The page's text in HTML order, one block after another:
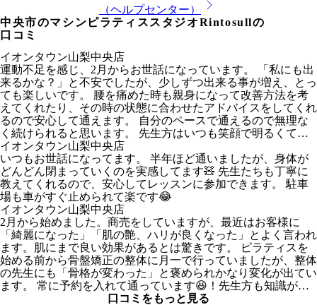
（ヘルプセンター）
中央市のマシンピラティススタジオRintosullの
口コミ
イオンタウン山梨中央店
運動不足を感じ、2月からお世話になっています。 「私にも出
来るかな？」と不安でしたが、少しずつ出来る事が増え、とっ
ても楽しいです。 腰を痛めた時も親身になって改善方法を考
えてくれたり、その時の状態に合わせたアドバイスをしてくれ
るので安心して通えます。 自分のペースで通えるので無理な
く続けられると思います。 先生方はいつも笑顔で明るくてキ
ラキラで眩しいです♡笑 運動が苦手な私でも続けられている
のでおすすめです！
イオンタウン山梨中央店
いつもお世話になってます。 半年ほど通いましたが、身体が
どんどん閉まっていくのを実感してます🧸 先生たちも丁寧に
教えてくれるので、安心してレッスンに参加できます。 駐車
場も車がすぐ止められて楽です😂
イオンタウン山梨中央店
2月から始めました。商売をしていますが、最近はお客様に
「綺麗になった」「肌の艶、ハリが良くなった」とよく言われ
ます。肌にまで良い効果があるとは驚きです。 ピラティスを
始める前から骨盤矯正の整体に月一で行っていましたが、整体
の先生にも「骨格が変わった」と褒められかなり変化が出てい
ます。 常に予約を入れて通っています😆！先生方も知識が豊
富で丁寧にサポートしてくれます！通うのが楽しみ✨
口コミをもっと見る